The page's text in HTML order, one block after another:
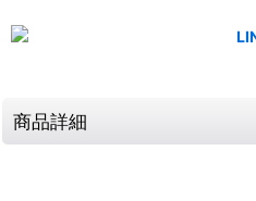
商品詳細